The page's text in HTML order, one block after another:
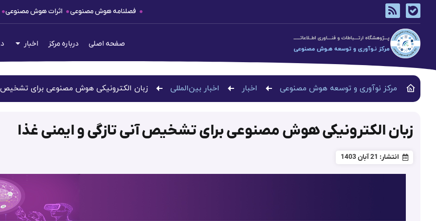
فصلنامه هوش مصنوعی اثرات هوش مصنوعی
صفحه اصلی درباره مرکز اخبار
مرکز نوآوری و توسعه هوش مصنوعی اخبار اخبار بین‌المللی زبان الکترونیکی هوش مصنوعی برای تشخیص
زبان الکترونیکی هوش مصنوعی برای تشخیص آنی تازگی و ایمنی غذا
انتشار: 21 آبان 1403